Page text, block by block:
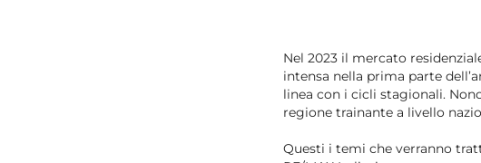
Nel 2023 il mercato
intensa nella prima parte
linea con i cicli stagionali.
regione trainante a livello
Questi i temi che verranno